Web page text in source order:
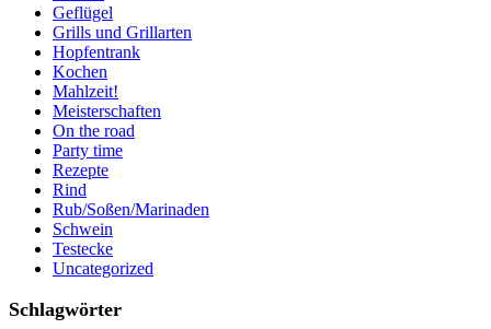
Geflügel
Grills und Grillarten
Hopfentrank
Kochen
Mahlzeit!
Meisterschaften
On the road
Party time
Rezepte
Rind
Rub/Soßen/Marinaden
Schwein
Testecke
Uncategorized
Schlagwörter